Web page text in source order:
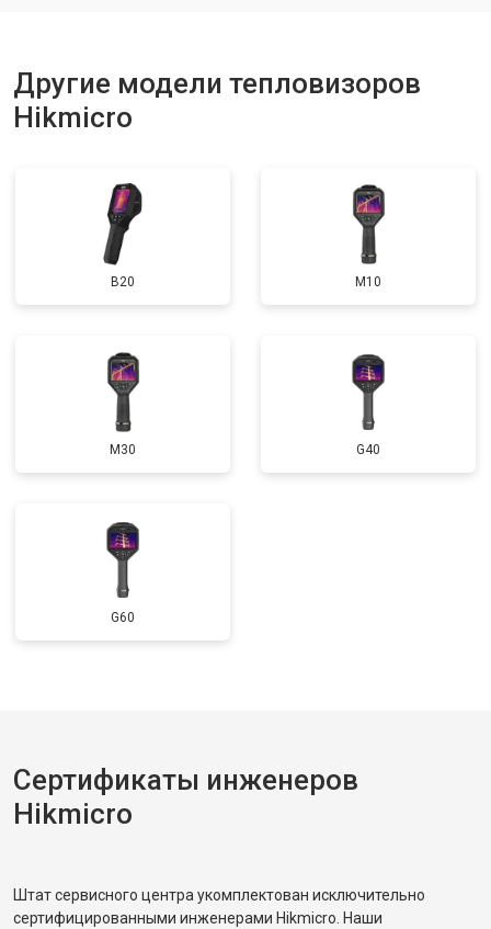
Другие модели тепловизоров
Hikmicro
B20 M10
M30 G40
G60
Сертификаты инженеров
Hikmicro
Штат сервисного центра укомплектован исключительно
сертифицированными инженерами Hikmicro. Наши